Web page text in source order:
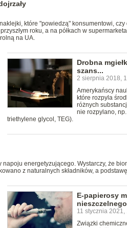
które "powiedzą" konsumentowi,
roku, a na półkach w
na UA.
Drobna
szans...
2 sierpnia 2018,
Amerykańscy
które rozpyla
różnych
nie rozpylano,
triethylene glycol, TEG).
energetyzującego. Wystarczy, że
z naturalnych składników, a
E-papierosy
11 stycznia 2021,
Związki